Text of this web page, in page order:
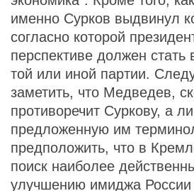
именно Сурков выдвинул
согласно которой
перспективе должен
той или иной партии.
заметить, что Медведев,
противоречит Суркову, а
предложенную им
предположить, что в
поиск наиболее
улучшению имиджа России